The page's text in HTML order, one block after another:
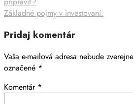
Základné pojmy v investovaní.
Pridaj komentár
Vaša e-mailová adresa nebude
označené *
Komentár *